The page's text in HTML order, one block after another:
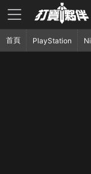
首頁 PlayStation